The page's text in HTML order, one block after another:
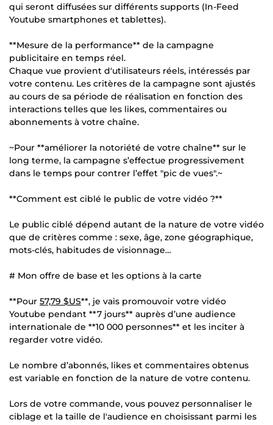
qui seront diffusées sur différents supports (In-Feed
Youtube smartphones et tablettes).
**Mesure de la performance** de la campagne
publicitaire en temps réel.
Chaque vue provient d'utilisateurs réels, intéressés par
votre contenu. Les critères de la campagne sont ajustés
au cours de sa période de réalisation en fonction des
interactions telles que les likes, commentaires ou
abonnements à votre chaîne.
~Pour **améliorer la notoriété de votre chaîne** sur le
long terme, la campagne s’effectue progressivement
dans le temps pour contrer l’effet "pic de vues".~
**Comment est ciblé le public de votre vidéo ?**
Le public ciblé dépend autant de la nature de votre vidéo
que de critères comme : sexe, âge, zone géographique,
mots-clés, habitudes de visionnage…
# Mon offre de base et les options à la carte
**Pour 57,79 $US**, je vais promouvoir votre vidéo
Youtube pendant **7 jours** auprès d’une audience
internationale de **10 000 personnes** et les inciter à
regarder votre vidéo.
Le nombre d’abonnés, likes et commentaires obtenus
est variable en fonction de la nature de votre contenu.
Lors de votre commande, vous pouvez personnaliser le
ciblage et la taille de l'audience en choisissant parmi les